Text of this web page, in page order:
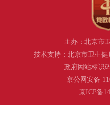
主办：北京市
技术支持：北京市卫生
政府网站标识
京公网安备
京ICP备